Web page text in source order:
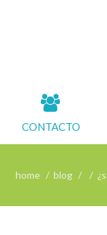
CONTACTO
home blog